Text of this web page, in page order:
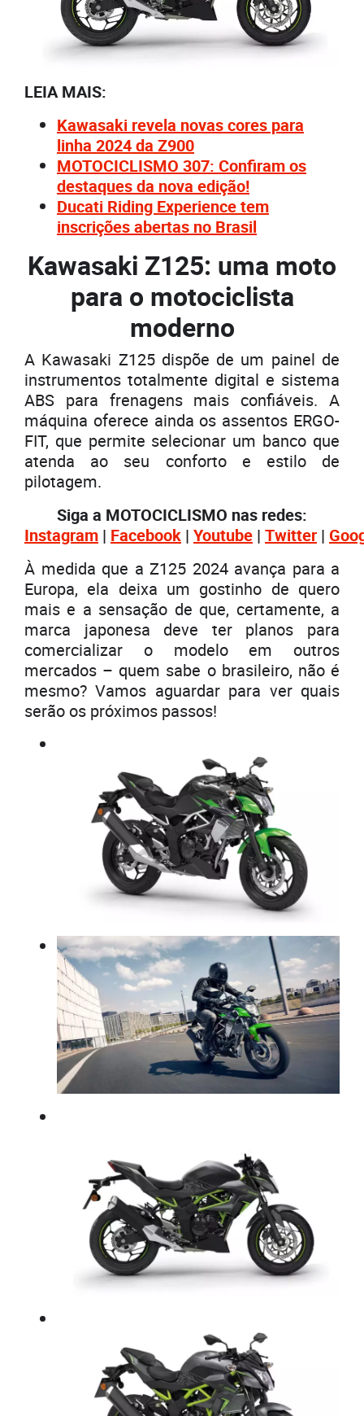
LEIA MAIS:
Kawasaki revela novas cores para
linha 2024 da Z900
MOTOCICLISMO 307: Confiram os
destaques da nova edição!
Ducati Riding Experience tem
inscrições abertas no Brasil
Kawasaki Z125: uma moto
para o motociclista
moderno
A Kawasaki Z125 dispõe de um painel de
instrumentos totalmente digital e sistema
ABS para frenagens mais confiáveis. A
máquina oferece ainda os assentos ERGO-
FIT, que permite selecionar um banco que
atenda ao seu conforto e estilo de
pilotagem.
Siga a MOTOCICLISMO nas redes:
Instagram | Facebook | Youtube | Twitter |
À medida que a Z125 2024 avança para a
Europa, ela deixa um gostinho de quero
mais e a sensação de que, certamente, a
marca japonesa deve ter planos para
comercializar o modelo em outros
mercados – quem sabe o brasileiro, não é
mesmo? Vamos aguardar para ver quais
serão os próximos passos!